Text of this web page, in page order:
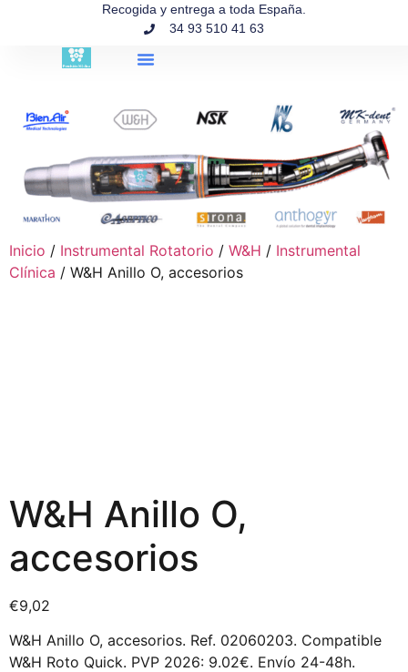
Recogida y entrega a toda España.
34 93 510 41 63
Inicio / Instrumental Rotatorio / W&H / Instrumental
Clínica / W&H Anillo O, accesorios
W&H Anillo O,
accesorios
€9,02
W&H Anillo O, accesorios. Ref. 02060203. Compatible
W&H Roto Quick. PVP 2026: 9.02€. Envío 24-48h.